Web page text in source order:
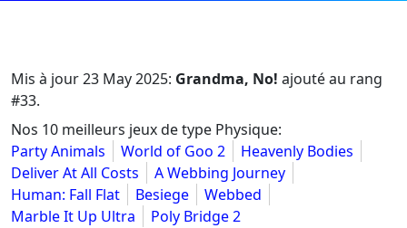
Mis à jour23 May 2025: Grandma, No! ajouté au rang
#33.
Nos 10 meilleurs jeux de type Physique:
Party Animals
World of Goo 2
Heavenly Bodies
Deliver At All Costs
A Webbing Journey
Human: Fall Flat
Besiege
Webbed
Marble It Up Ultra
Poly Bridge 2